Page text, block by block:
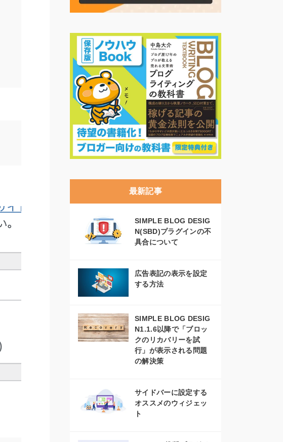
最新記事
SIMPLE BLOG DESIG
N(SBD)プラグインの不
具合について
広告表記の表示を設定
する方法
SIMPLE BLOG DESIG
N1.1.6以降で「ブロッ
クのリカバリーを試
行」が表示される問題
の解決策
サイドバーに設定する
オススメのウィジェッ
ト